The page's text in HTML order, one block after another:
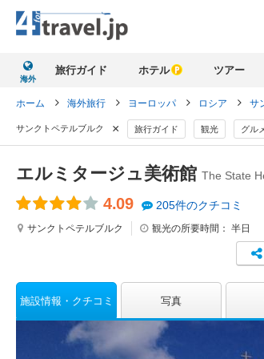
海外
旅行ガイド ホテル ツアー
ホーム 海外旅行 ヨーロッパ ロシア サ
サンクトペテルブルク × 旅行ガイド 観光 グル
エルミタージュ美術館 The State
4.09 205件のクチコミ
サンクトペテルブルク 観光の所要時間： 半日
施設情報 クチコミ 写真